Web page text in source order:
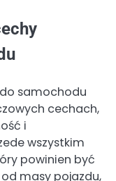
samochodu
cechach,
i
wszystkim
powinien być
masy pojazdu,